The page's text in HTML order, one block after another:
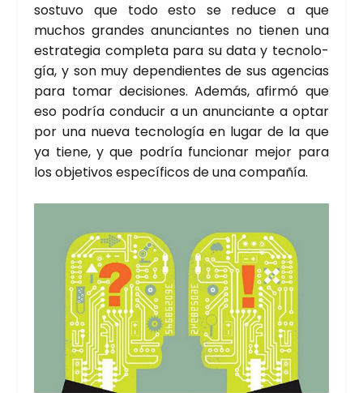
sos­tu­vo que todo esto se redu­ce a que
muchos gran­des anun­cian­tes no tie­nen una
estra­te­gia com­ple­ta para su data y tec­no­lo­
gía, y son muy depen­dien­tes de sus agen­cias
para tomar deci­sio­nes. Ade­más, afir­mó que
eso podría con­du­cir a un anun­cian­te a optar
por una nue­va tec­no­lo­gía en lugar de la que
ya tie­ne, y que podría fun­cio­nar mejor para
los obje­ti­vos espe­cí­fi­cos de una com­pa­ñía.